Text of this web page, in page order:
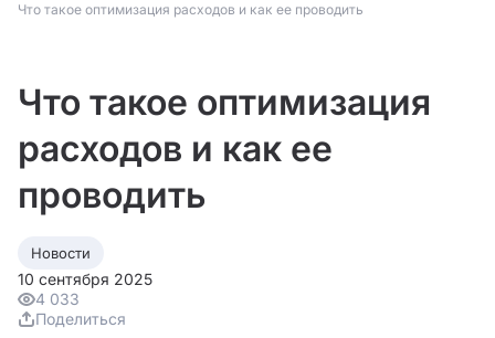
Что такое оптимизация расходов и как ее проводить
Что такое оптимизация
расходов и как ее
проводить
Новости
10 сентября 2025
4 033
Поделиться